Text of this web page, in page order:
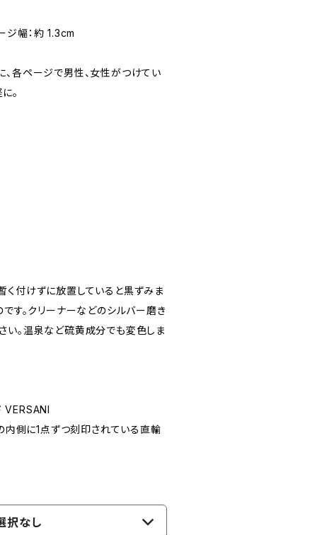
ジ幅：約 1.3cm
、各ページで男性、女性がつけてい
。
く付けずに放置していると黒ずみま
す。クリーナーなどのシルバー磨き
い。温泉など硫黄成分でも変色しま
VERSANI
側に1点ずつ刻印されている直輸
択なし